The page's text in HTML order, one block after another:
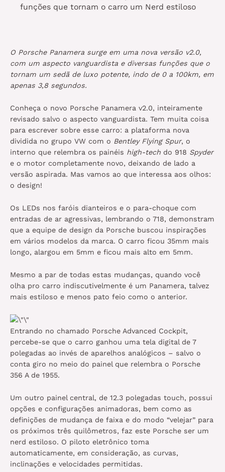
funções que tornam o carro um Nerd estiloso
O Porsche Panamera surge em uma nova versão v2.0,
com um aspecto vanguardista e diversas funções que o
tornam um sedã de luxo potente, indo de 0 a 100km, em
apenas 3,8 segundos.
Conheça o novo Porsche Panamera v2.0, inteiramente
revisado salvo o aspecto vanguardista. Tem muita coisa
para escrever sobre esse carro: a plataforma nova
dividida no grupo VW com o Bentley Flying Spur, o
interno que relembra os painéis high-tech do 918 Spyder
e o motor completamente novo, deixando de lado a
versão aspirada. Mas vamos ao que interessa aos olhos:
o design!
Os LEDs nos faróis dianteiros e o para-choque com
entradas de ar agressivas, lembrando o 718, demonstram
que a equipe de design da Porsche buscou inspirações
em vários modelos da marca. O carro ficou 35mm mais
longo, alargou em 5mm e ficou mais alto em 5mm.
Mesmo a par de todas estas mudanças, quando você
olha pro carro indiscutivelmente é um Panamera, talvez
mais estiloso e menos pato feio como o anterior.
Entrando no chamado Porsche Advanced Cockpit,
percebe-se que o carro ganhou uma tela digital de 7
polegadas ao invés de aparelhos analógicos – salvo o
conta giro no meio do painel que relembra o Porsche
356 A de 1955.
Um outro painel central, de 12.3 polegadas touch, possui
opções e configurações animadoras, bem como as
definições de mudança de faixa e do modo “velejar” para
os próximos três quilômetros, faz este Porsche ser um
nerd estiloso. O piloto eletrônico toma
automaticamente, em consideração, as curvas,
inclinações e velocidades permitidas.